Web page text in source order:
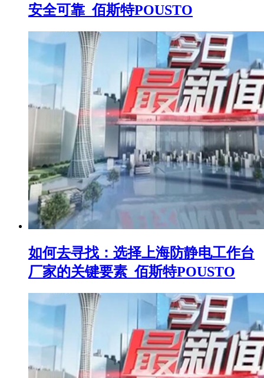
安全可靠_佰斯特POUSTO
如何去寻找：选择上海防静电工作台
厂家的关键要素_佰斯特POUSTO